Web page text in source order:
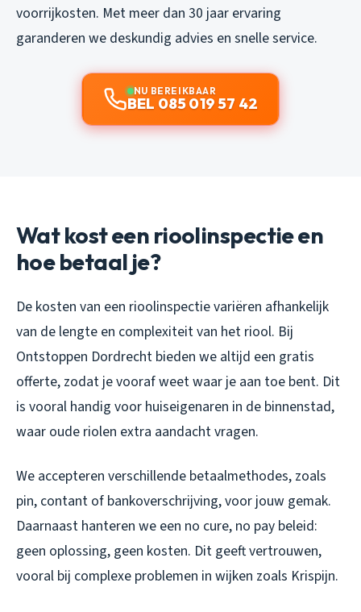
voorrijkosten. Met meer dan 30 jaar ervaring
garanderen we deskundig advies en snelle service.
NU BEREIKBAAR
BEL 085 019 57 42
Wat kost een rioolinspectie en
hoe betaal je?
De kosten van een rioolinspectie variëren afhankelijk
van de lengte en complexiteit van het riool. Bij
Ontstoppen Dordrecht bieden we altijd een gratis
offerte, zodat je vooraf weet waar je aan toe bent. Dit
is vooral handig voor huiseigenaren in de binnenstad,
waar oude riolen extra aandacht vragen.
We accepteren verschillende betaalmethodes, zoals
pin, contant of bankoverschrijving, voor jouw gemak.
Daarnaast hanteren we een no cure, no pay beleid:
geen oplossing, geen kosten. Dit geeft vertrouwen,
vooral bij complexe problemen in wijken zoals Krispijn.